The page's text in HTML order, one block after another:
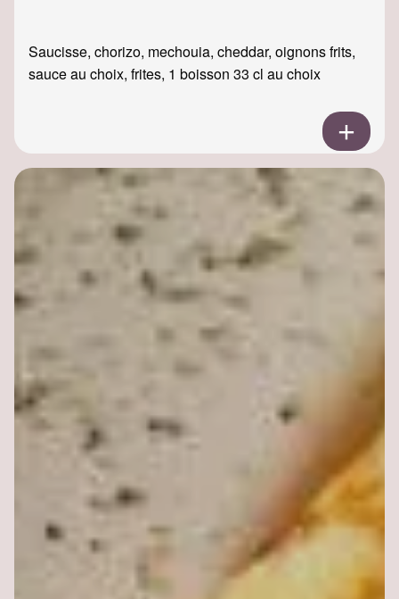
Saucisse, chorizo, mechouia, cheddar, oignons frits,
sauce au choix, frites, 1 boisson 33 cl au choix